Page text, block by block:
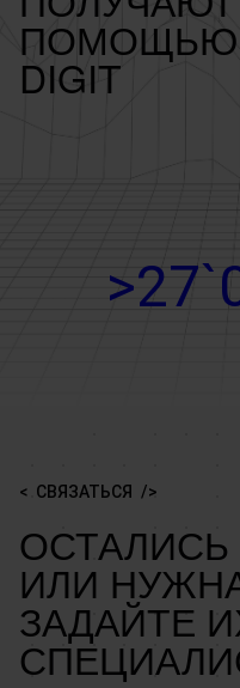
ПОМОЩЬЮ
DIGIT
СВЯЗАТЬСЯ
ИЛИ
ЗАДАЙТЕ